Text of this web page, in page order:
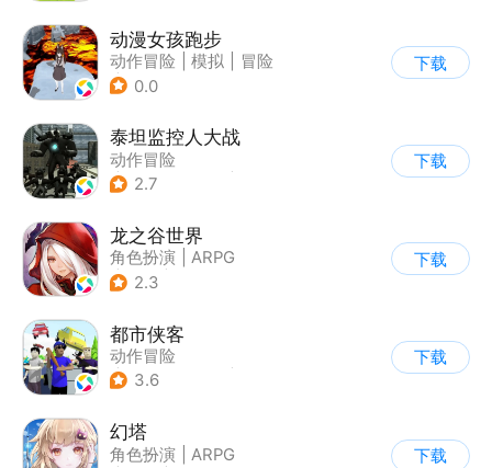
动漫女孩跑步
动作冒险 模拟
冒险
| 二次元
0.0
下载
泰坦监控人大战
动作冒险
| 第一人称射击
2.7
下载
龙之谷世界
角色扮演
ARPG
| 奇幻
2.3
下载
都市侠客
动作冒险
| 第一人称射击
3.6
下载
幻塔
角色扮演
ARPG
下载